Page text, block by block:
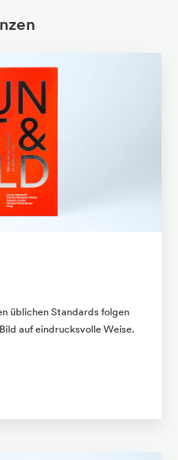
üblichen Standards folgen
auf eindrucksvolle Weise.